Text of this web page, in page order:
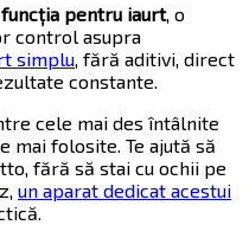
funcția pentru iaurt, o
control asupra
simplu , fără aditivi, direct
constante.
cele mai des întâlnite
mai folosite. Te ajută să
fără să stai cu ochii pe
un aparat dedicat acestui